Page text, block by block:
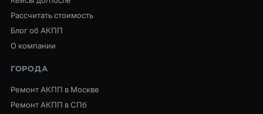
Рассчитать стоимость
Блог об АКПП
О компании
ГОРОДА
Ремонт АКПП в Москве
Ремонт АКПП в СПб